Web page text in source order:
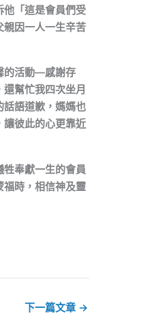
他「這是會員們受
親因一人一生辛苦
的活動—感謝存
幫忙我四次坐月
話語道歉，媽媽也
讓彼此的心更靠近
奉獻一生的會員
福時，相信神及靈
下一篇文章 →